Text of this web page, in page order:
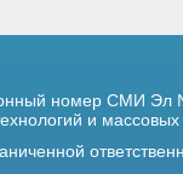
номер СМИ Эл №
и массовых